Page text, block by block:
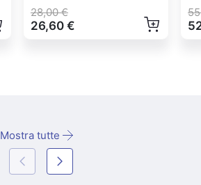
28,00 €
26,60 €
Mostra tutte